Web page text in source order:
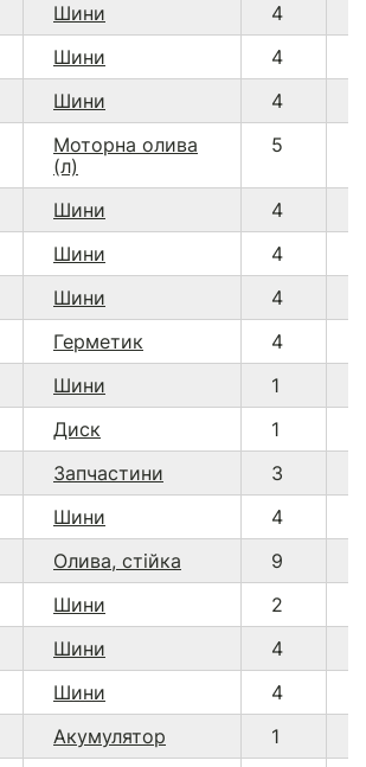
Шини 4
Шини 4
Шини 4
Моторна олива
(л)
5
Шини 4
Шини 4
Шини 4
Герметик 4
Шини 1
Диск 1
Запчастини 3
Шини 4
Олива, стійка 9
Шини 2
Шини 4
Шини 4
Акумулятор 1